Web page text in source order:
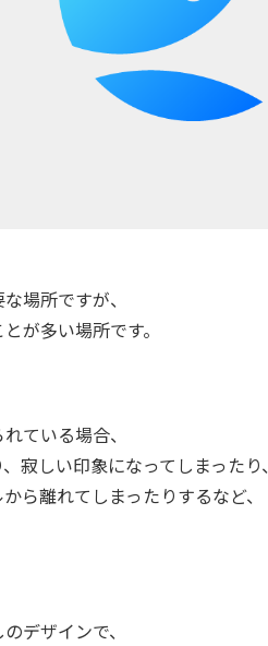
場所ですが、
が多い場所です。
ている場合、
寂しい印象になってしまったり、
ら離れてしまったりするなど、
デザインで、